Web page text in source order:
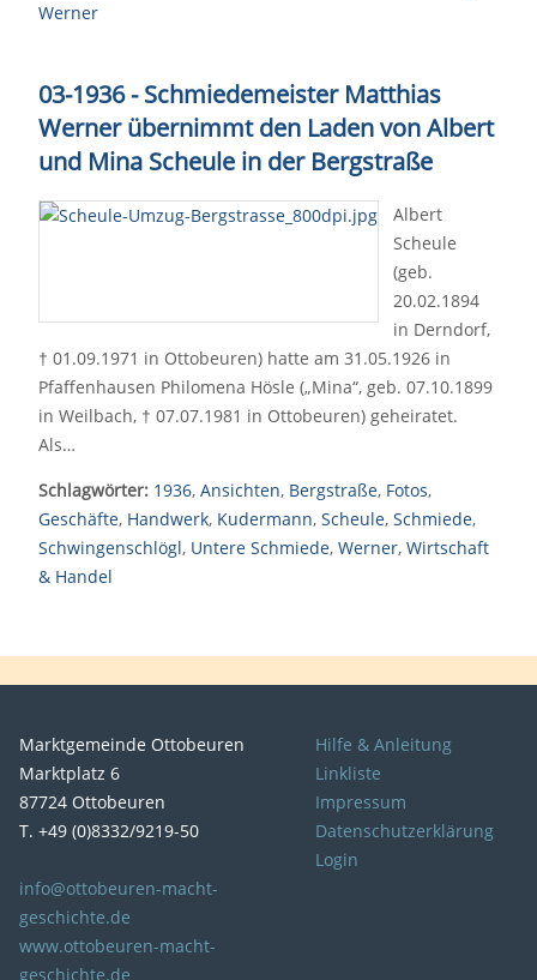
Werner
03-1936 - Schmiedemeister Matthias
Werner übernimmt den Laden von Albert
und Mina Scheule in der Bergstraße
Albert
Scheule
(geb.
20.02.1894
in Derndorf,
† 01.09.1971 in Ottobeuren) hatte am 31.05.1926 in
Pfaffenhausen Philomena Hösle („Mina“, geb. 07.10.1899
in Weilbach, † 07.07.1981 in Ottobeuren) geheiratet.
Als…
Schlagwörter: 1936, Ansichten, Bergstraße, Fotos,
Geschäfte, Handwerk, Kudermann, Scheule, Schmiede,
Schwingenschlögl, Untere Schmiede, Werner, Wirtschaft
& Handel
Marktgemeinde Ottobeuren
Marktplatz 6
87724 Ottobeuren
T. +49 (0)8332/9219-50
info@ottobeuren-macht-
geschichte.de
www.ottobeuren-macht-
geschichte.de
Hilfe & Anleitung
Linkliste
Impressum
Datenschutzerklärung
Login